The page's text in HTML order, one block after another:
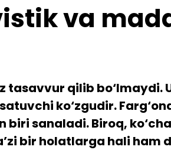
va
qilib bo‘lmaydi.
ko‘zgudir.
sanaladi. Biroq,
bir holatlarga hali ham